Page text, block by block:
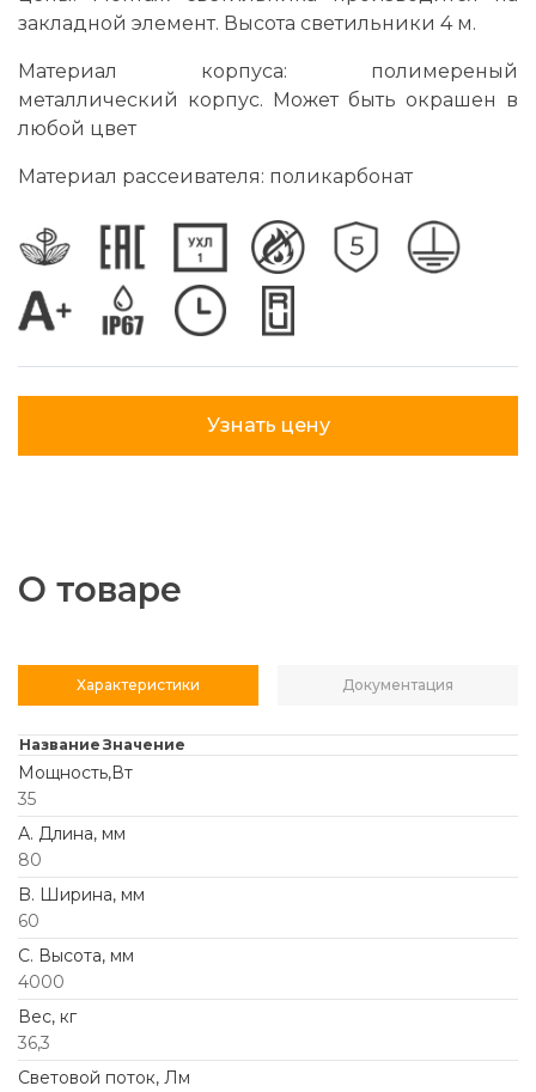
закладной элемент. Высота светильники 4 м.
Материал корпуса: полимереный
металлический корпус. Может быть окрашен в
любой цвет
Материал рассеивателя: поликарбонат
Узнать цену
О товаре
Характеристики Документация
Название Значение
Мощность,Вт
35
А. Длина, мм
80
B. Ширина, мм
60
C. Высота, мм
4000
Вес, кг
36,3
Световой поток, Лм